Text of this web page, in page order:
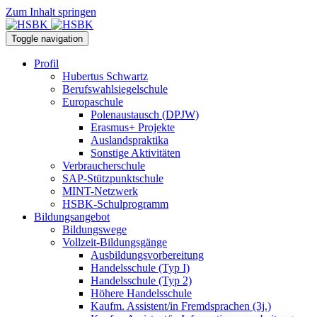
Zum Inhalt springen
Toggle navigation
Profil
Hubertus Schwartz
Berufswahlsiegelschule
Europaschule
Polenaustausch (DPJW)
Erasmus+ Projekte
Auslandspraktika
Sonstige Aktivitäten
Verbraucherschule
SAP-Stützpunktschule
MINT-Netzwerk
HSBK-Schulprogramm
Bildungsangebot
Bildungswege
Vollzeit-Bildungsgänge
Ausbildungsvorbereitung
Handelsschule (Typ I)
Handelsschule (Typ 2)
Höhere Handelsschule
Kaufm. Assistent/in­ Fremdsprachen (3j.)